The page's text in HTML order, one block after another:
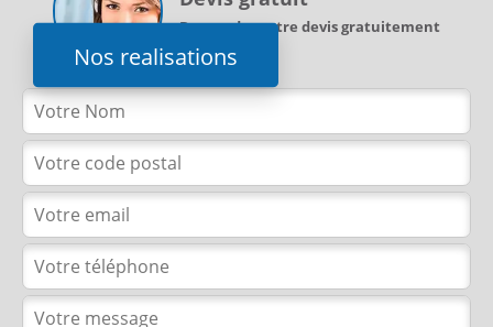
Nos realisations
Demandez votre devis gratuitement